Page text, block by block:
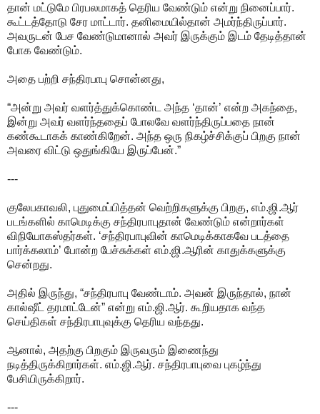
தான் மட்டுமே பிரபலமாகத் தெரிய வேண்டும் என்று நினைப்பார்.
கூட்டத்தோடு சேர மாட்டார். தனிமையில்தான் அமர்ந்திருப்பார்.
அவருடன் பேச வேண்டுமானால் அவர் இருக்கும் இடம் தேடித்தான்
போக வேண்டும்.
அதை பற்றி சந்திரபாபு சொன்னது,
“அன்று அவர் வளர்த்துக்கொண்ட அந்த ‘தான்’ என்ற அகந்தை,
இன்று அவர் வளர்ந்ததைப் போலவே வளர்ந்திருப்பதை நான்
கண்கூடாகக் காண்கிறேன். அந்த ஒரு நிகழ்ச்சிக்குப் பிறகு நான்
அவரை விட்டு ஒதுங்கியே இருப்பேன்.”
---
குலேபகாவலி, புதுமைப்பித்தன் வெற்றிகளுக்கு பிறகு, எம்.ஜி.ஆர்
படங்களில் காமெடிக்கு சந்திரபாபுதான் வேண்டும் என்றார்கள்
விநியோகஸ்தர்கள். ‘சந்திரபாபுவின் காமெடிக்காகவே படத்தை
பார்க்கலாம்’ போன்ற பேச்சுக்கள் எம்.ஜி.ஆரின் காதுக்களுக்கு
சென்றது.
அதில் இருந்து, “சந்திரபாபு வேண்டாம். அவன் இருந்தால், நான்
கால்ஷீட் தரமாட்டேன்” என்று எம்.ஜி.ஆர். கூறியதாக வந்த
செய்திகள் சந்திரபாபுவுக்கு தெரிய வந்தது.
ஆனால், அதற்கு பிறகும் இருவரும் இணைந்து
நடித்திருக்கிறார்கள். எம்.ஜி.ஆர். சந்திரபாபுவை புகழ்ந்து
பேசியிருக்கிறார்.
---